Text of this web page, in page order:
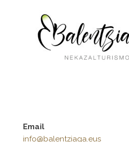
Email
info@balentziaga.eus